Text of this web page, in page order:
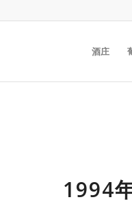
酒庄
1994